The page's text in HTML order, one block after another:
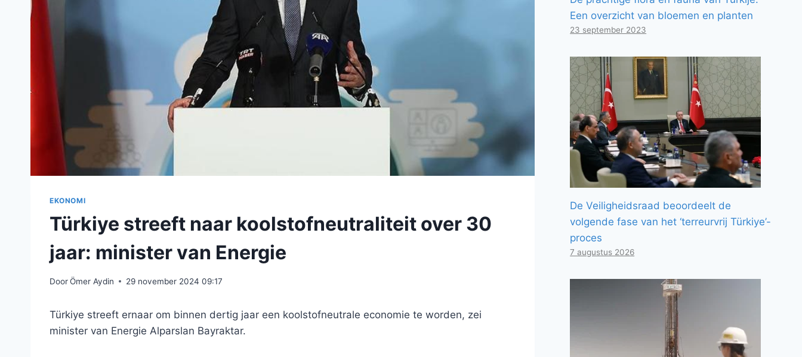
EKONOMI
Türkiye streeft naar koolstofneutraliteit over 30
jaar: minister van Energie
DoorÖmer Aydin 29 november 2024 09:17
Türkiye streeft ernaar om binnen dertig jaar een koolstofneutrale economie te worden, zei
minister van Energie Alparslan Bayraktar.
Een overzicht van bloemen en planten
23 september 2023
De Veiligheidsraad beoordeelt de
volgende fase van het ‘terreurvrij Türkiye’-
proces
7 augustus 2026